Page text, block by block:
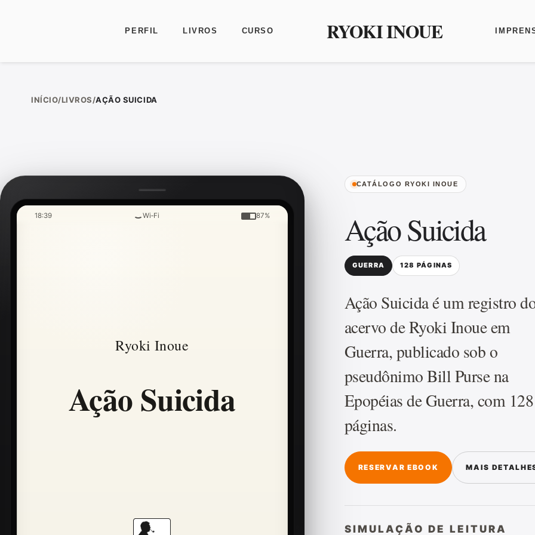
PERFIL LIVROS CURSO RYOKI INOUE
INÍCIO/LIVROS/AÇÃO SUICIDA
18:39 Wi‑Fi 87%
Ryoki Inoue
Ação Suicida
CATÁLOGO RYOKI INOUE
Ação Suicida
GUERRA 128 PÁGINAS
Ação Suicida é um registro
acervo de Ryoki Inoue em
Guerra, publicado sob o
pseudônimo Bill Purse na
Epopéias de Guerra, com 128
páginas.
RESERVAR EBOOK MAIS
SIMULAÇÃO DE LEITURA